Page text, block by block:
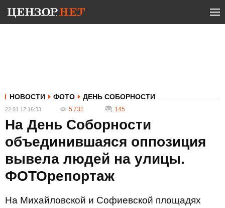
НОВОСТИ ФОТО ДЕНЬ СОБОРНОСТИ
22.01.12 16:33 5 731 145
На День Соборности
объединившаяся оппозиция
вывела людей на улицы.
ФОТОрепортаж
На Михайловской и Софиевской площадях